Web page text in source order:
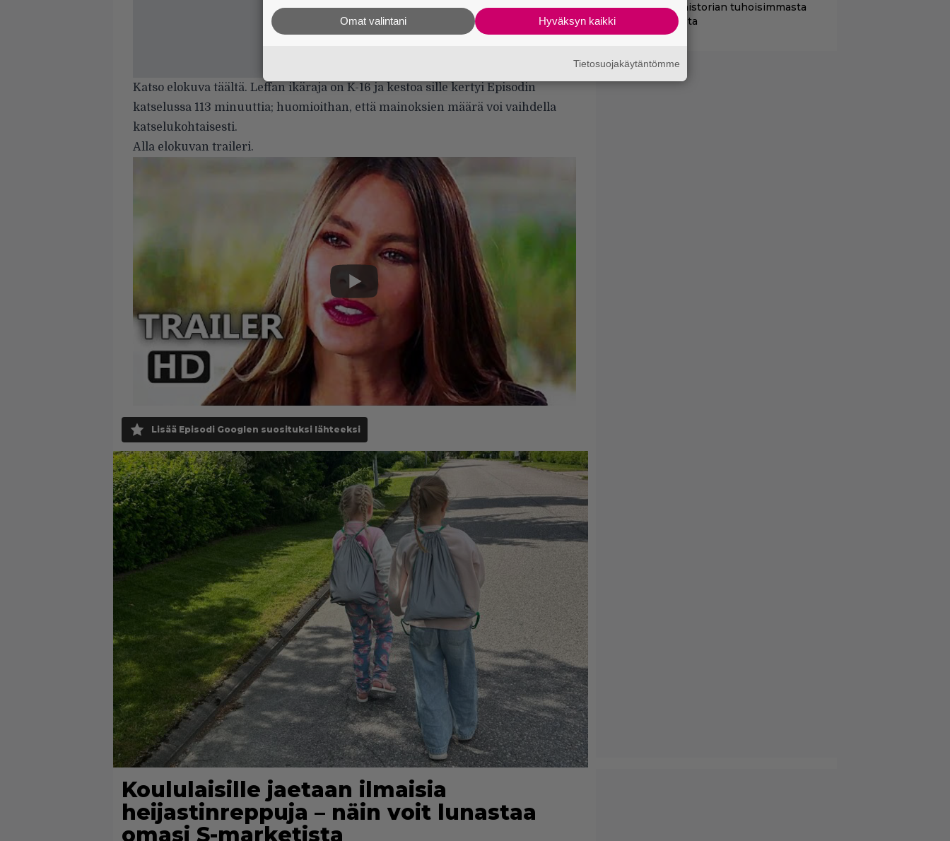
Katso elokuva täältä. Leffan ikäraja on K-16 ja kestoa sille kertyi Episodin
katselussa 113 minuuttia; huomioithan, että mainoksien määrä voi vaihdella
katselukohtaisesti.
Alla elokuvan traileri.
Lisää Episodi Googlen suosituksi lähteeksi
Koululaisille jaetaan ilmaisia
heijastinreppuja – näin voit lunastaa
omasi S-marketista
Britannian historian tuhoisimmasta
terrori-iskusta
Hyväksyn kaikki
Omat valintani
Tietosuojakäytäntömme